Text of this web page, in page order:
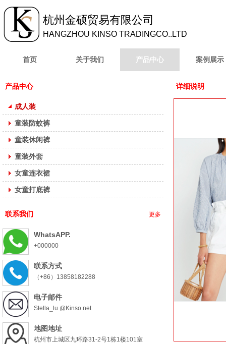
杭州金硕贸易有限公司
HANGZHOU KINSO TRADINGCO..LTD
首页 关于我们 产品中心 案例展示
产品中心
成人装
童装防蚊裤
童装休闲裤
童装外套
女童连衣裙
女童打底裤
联系我们 更多
WhatsAPP.
+000000
联系方式
（+86）13858182288
电子邮件
Stella_lu @Kinso.net
地图地址
杭州市上城区九环路31-2号1栋1楼101室
详细说明